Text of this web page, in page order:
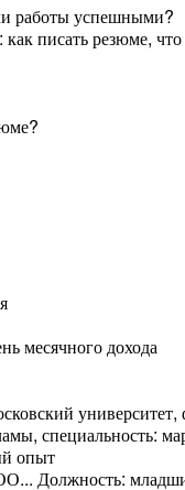
работы успешными?
писать резюме,
месячного дохода
университет,
специальность:
опыт
Должность: